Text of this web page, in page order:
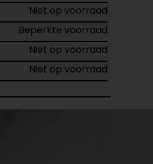
Niet op voorraad
Beperkte voorraad
Niet op voorraad
Niet op voorraad